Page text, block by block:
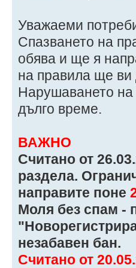
Уважаеми
Спазването на
обява и ще я
на правила ще ви
Нарушаването
дълго време.
ВАЖНО
Считано от
раздела.
направите поне
Моля без спам -
незабавен бан.
Считано от